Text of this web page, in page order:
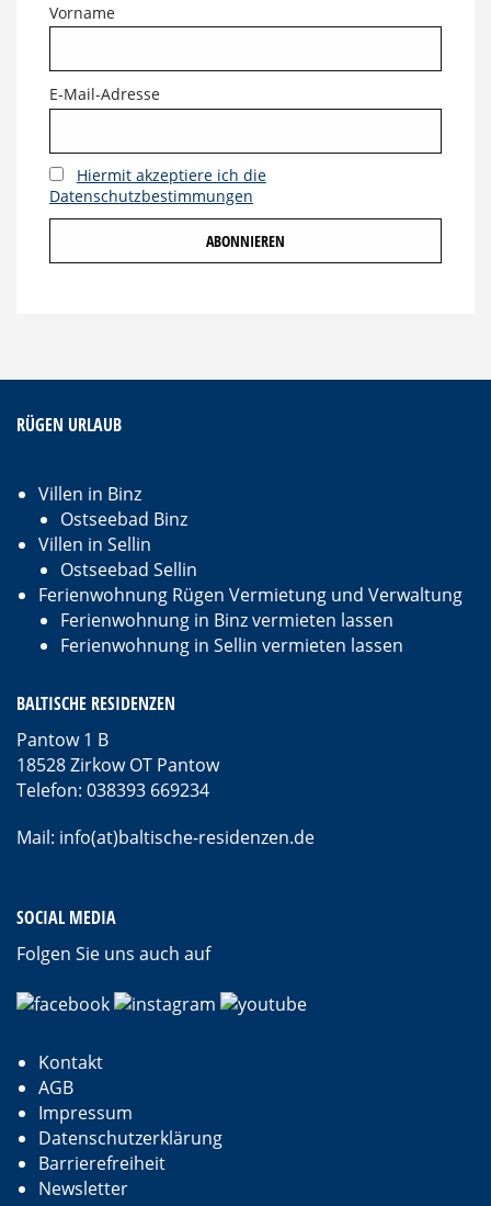
Vorname
E-Mail-Adresse
Hiermit akzeptiere ich die
Datenschutzbestimmungen
RÜGEN URLAUB
Villen in Binz
Ostseebad Binz
Villen in Sellin
Ostseebad Sellin
Ferienwohnung Rügen Vermietung und Verwaltung
Ferienwohnung in Binz vermieten lassen
Ferienwohnung in Sellin vermieten lassen
BALTISCHE RESIDENZEN
Pantow 1 B
18528 Zirkow OT Pantow
Telefon: 038393 669234
Mail: info(at)baltische-residenzen.de
SOCIAL MEDIA
Folgen Sie uns auch auf
Kontakt
AGB
Impressum
Datenschutzerklärung
Barrierefreiheit
Newsletter